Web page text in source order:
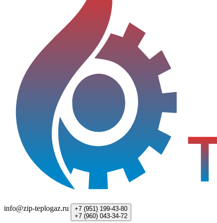
info@zip-teplogaz.ru +7 (951) 199-43-80
+7 (960) 043-34-72